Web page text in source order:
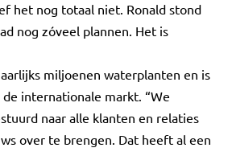
het nog totaal niet. Ronald stond
nog zóveel plannen. Het is
miljoenen waterplanten en is
internationale markt. “We
naar alle klanten en relaties
over te brengen. Dat heeft al een